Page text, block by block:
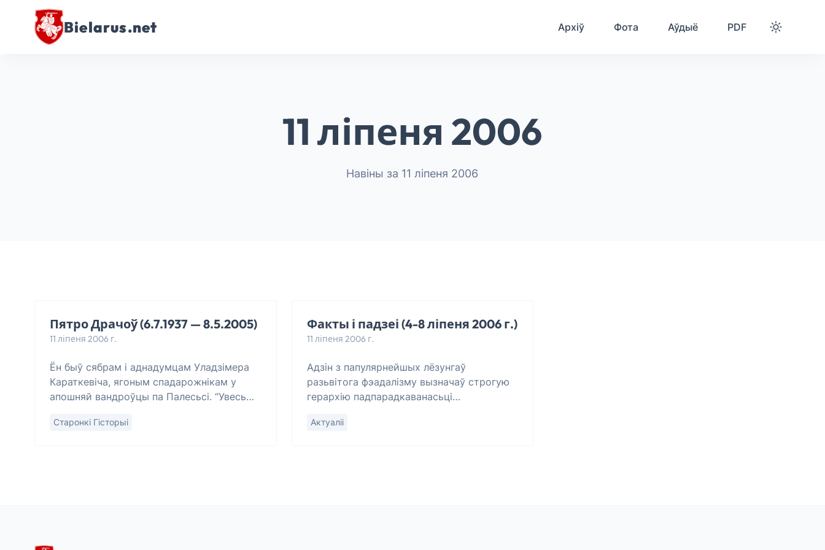
Bielarus.net Архіў Фота Аўдыё PDF
11 ліпеня 2006
Навіны за 11 ліпеня 2006
Пятро Драчоў (6.7.1937 — 8.5.2005)
11 ліпеня 2006 г.
Ён быў сябрам і аднадумцам Уладзімера
Караткевіча, ягоным спадарожнікам у
апошняй вандроўцы па Палесьсі. “Увесь
як ісьці. І, мне здаецца, так будзе ўсё
Старонкі Гісторыі
Факты і падзеі (4-8 ліпеня 2006 г.)
11 ліпеня 2006 г.
Адзін з папулярнейшых лёзунгаў
разьвітога фэадалізму вызначаў строгую
герархію падпарадкаванасьці
васала – ня мой васал”. Як вядома,
Актуаліі